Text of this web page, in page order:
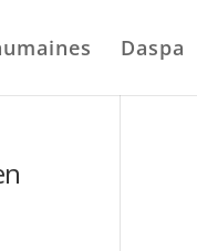
Daspa